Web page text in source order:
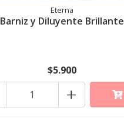
Eterna
Barniz y Diluyente Brillante
$5.900
+